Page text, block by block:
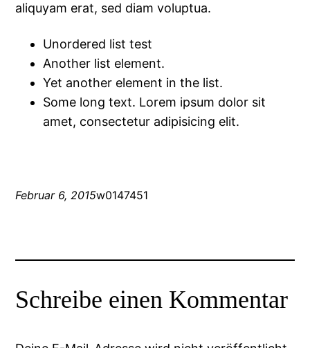
aliquyam erat, sed diam voluptua.
Unordered list test
Another list element.
Yet another element in the list.
Some long text. Lorem ipsum dolor sit
amet, consectetur adipisicing elit.
Februar 6, 2015w0147451
Schreibe einen Kommentar